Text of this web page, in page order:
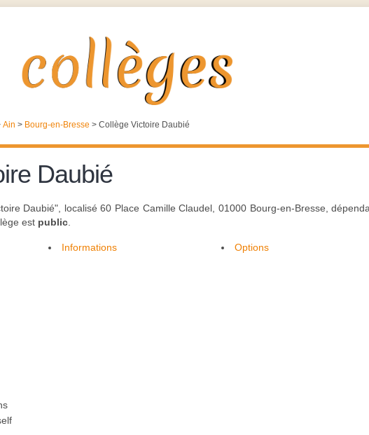
Ain > Bourg-en-Bresse > Collège Victoire Daubié
Daubié
Daubié", localisé 60 Place Camille Claudel, 01000 Bourg-en-Bresse,
est public
Informations Options